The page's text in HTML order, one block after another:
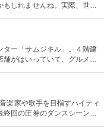
しれませんね。実際、世界
、「ハワイに来た！」を実
ター「サムジキル」。４階建
がはいっていて、グルメや
伝統工芸品を取り扱い、お
楽家や歌手を目指すハイティ
回の圧巻のダンスシーンが